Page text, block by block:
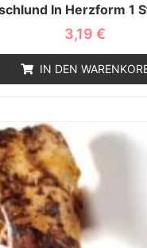
In Herzform 1
3,19 €
IN DEN